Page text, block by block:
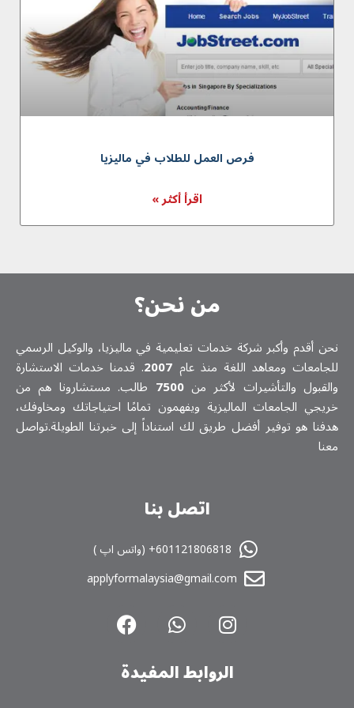
فرص العمل للطلاب في ماليزيا
اقرأ أكثر »
من نحن؟
نحن أقدم وأكبر شركة خدمات تعلیمیة في ماليزيا، والوكيل الرسمي
للجامعات ومعاهد اللغة منذ عام 2007. قدمنا خدمات الاستشارة
والقبول والتأشيرات لأكثر من7500 طالب. مستشارونا هم من
خريجي الجامعات الماليزية ويفهمون تمامًا احتياجاتك ومخاوفك،
هدفنا هو توفير أفضل طريق لك استناداً إلى خبرتنا الطويلة.تواصل
معنا
اتصل بنا
601121806818+ (واتس اپ )
applyformalaysia@gmail.com
الروابط المفیدة